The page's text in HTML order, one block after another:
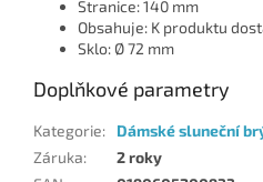
Stranice: 140 mm
Obsahuje: K produktu
Sklo: Ø 72 mm
Doplňkové parametry
Kategorie:
Dámské sluneční
Záruka:
2 roky